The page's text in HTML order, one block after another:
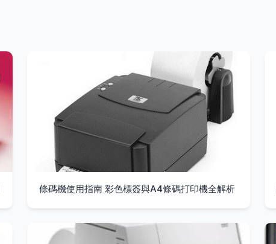
條碼機使用指南 彩色標簽與A4條碼打印機全解析